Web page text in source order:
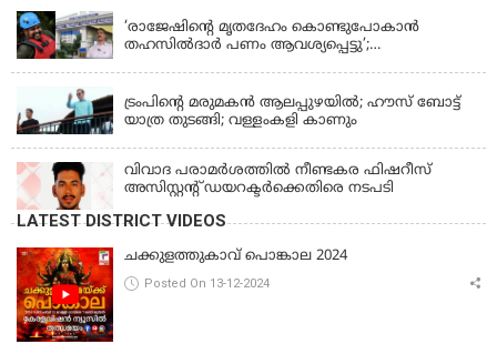
‘രാജേഷിന്‍റെ മൃതദേഹം കൊണ്ടുപോകാന്‍
തഹസില്‍ദാര്‍ പണം ആവശ്യപ്പെട്ടു’;
ട്രംപിന്റെ മരുമകന്‍ ആലപ്പുഴയില്‍; ഹൗസ് ബോട്ട്
യാത്ര തുടങ്ങി; വള്ളംകളി കാണും
വിവാദ പരാമര്‍ശത്തില്‍ നീണ്ടകര ഫിഷറീസ്
അസിസ്റ്റന്റ് ഡയറക്ടര്‍ക്കെതിരെ നടപടി
LATEST DISTRICT VIDEOS
ചക്കുളത്തുകാവ് പൊങ്കാല 2024
Posted On 13-12-2024